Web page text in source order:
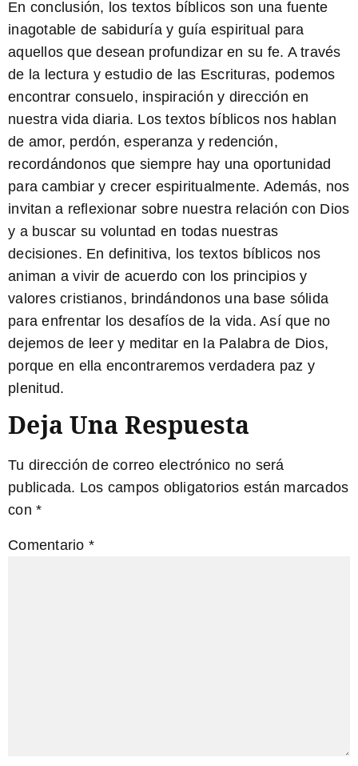
En conclusión, los textos bíblicos son una fuente
inagotable de sabiduría y guía espiritual para
aquellos que desean profundizar en su fe. A través
de la lectura y estudio de las Escrituras, podemos
encontrar consuelo, inspiración y dirección en
nuestra vida diaria. Lostextos bíblicos nos hablan
de amor, perdón, esperanza y redención,
recordándonos que siempre hay una oportunidad
para cambiar y crecer espiritualmente. Además, nos
invitan a reflexionar sobre nuestra relación con Dios
y a buscar su voluntad en todas nuestras
decisiones. En definitiva, los textos bíblicos nos
animan a vivir de acuerdo con los principios y
valores cristianos, brindándonos una base sólida
para enfrentar los desafíos de la vida. Así que no
dejemos de leer y meditar en la Palabra de Dios,
porque en ella encontraremos verdadera paz y
plenitud.
Deja Una Respuesta
Tu dirección de correo electrónico no será
publicada. Los campos obligatorios están marcados
con *
Comentario *